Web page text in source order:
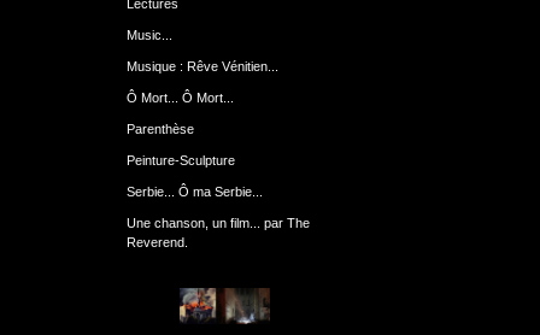
Lectures
Music...
Musique : Rêve Vénitien...
Ô Mort... Ô Mort...
Parenthèse
Peinture-Sculpture
Serbie... Ô ma Serbie...
Une chanson, un film... par The
Reverend.